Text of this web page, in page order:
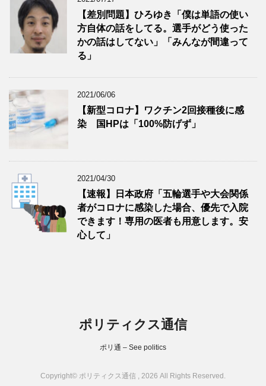
【差別問題】ひろゆき「僕は単語の使い
方自体の話をしてる。選手がどう使った
かの話はしてない」「みんなが間違って
る」
2021/06/06
【新型コロナ】ワクチン2回接種後に感
染 国HPは「100%防げず」
2021/04/30
【速報】日本政府「五輪選手や大会関係
者がコロナに感染した場合、優先で入院
できます！専用の医者も用意します。安
心して」
ポリティクス通信
ポリ通 – See politics
Copyright© ポリティクス通信 , 2026 All Rights Reserved.